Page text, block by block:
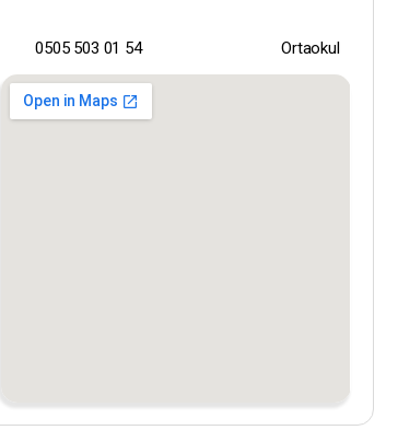
Bolu
Burdur
Diyarbakır
0505 503 01 54 Ortaokul